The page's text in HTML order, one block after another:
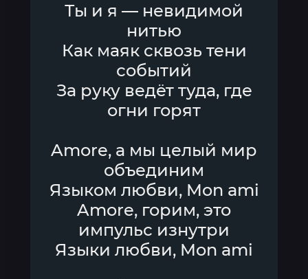
Ты и я — невидимой
нитью
Как маяк сквозь тени
событий
За руку ведёт туда, где
огни горят
Amore, а мы целый мир
объединим
Языком любви, Mon ami
Amore, горим, это
импульс изнутри
Языки любви, Mon ami